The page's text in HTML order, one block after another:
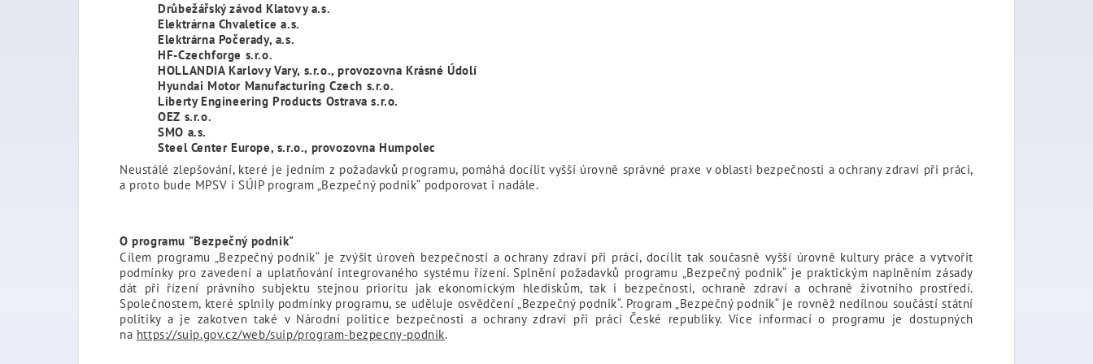
Drůbežářský závod Klatovy a.s.
Elektrárna Chvaletice a.s.
Elektrárna Počerady, a.s.
HF-Czechforge s.r.o.
HOLLANDIA Karlovy Vary, s.r.o., provozovna Krásné Údolí
Hyundai Motor Manufacturing Czech s.r.o.
Liberty Engineering Products Ostrava s.r.o.
OEZ s.r.o.
SMO a.s.
Steel Center Europe, s.r.o., provozovna Humpolec
Neustálé zlepšování, které je jedním z požadavků programu, pomáhá docílit vyšší úrovně správné praxe v oblasti bezpečnosti a ochrany zdraví při práci,
a proto bude MPSV i SÚIP program „Bezpečný podnik“ podporovat i nadále.
O programu "Bezpečný podnik"
Cílem programu „Bezpečný podnik“ je zvýšit úroveň bezpečnosti a ochrany zdraví při práci, docílit tak současně vyšší úrovně kultury práce a vytvořit
podmínky pro zavedení a uplatňování integrovaného systému řízení. Splnění požadavků programu „Bezpečný podnik“ je praktickým naplněním zásady
dát při řízení právního subjektu stejnou prioritu jak ekonomickým hlediskům, tak i bezpečnosti, ochraně zdraví a ochraně životního prostředí.
Společnostem, které splnily podmínky programu, se uděluje osvědčení „Bezpečný podnik“. Program „Bezpečný podnik“ je rovněž nedílnou součástí státní
politiky a je zakotven také v Národní politice bezpečnosti a ochrany zdraví při práci České republiky. Více informací o programu je dostupných
na https://suip.gov.cz/web/suip/program-bezpecny-podnik.